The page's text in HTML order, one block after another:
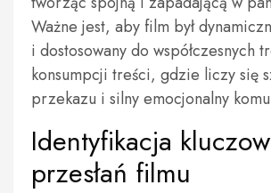
Ważne jest, aby film był
i dostosowany do współczesnych
konsumpcji treści, gdzie liczy się
przekazu i silny emocjonalny
Identyfikacja
przesłań filmu